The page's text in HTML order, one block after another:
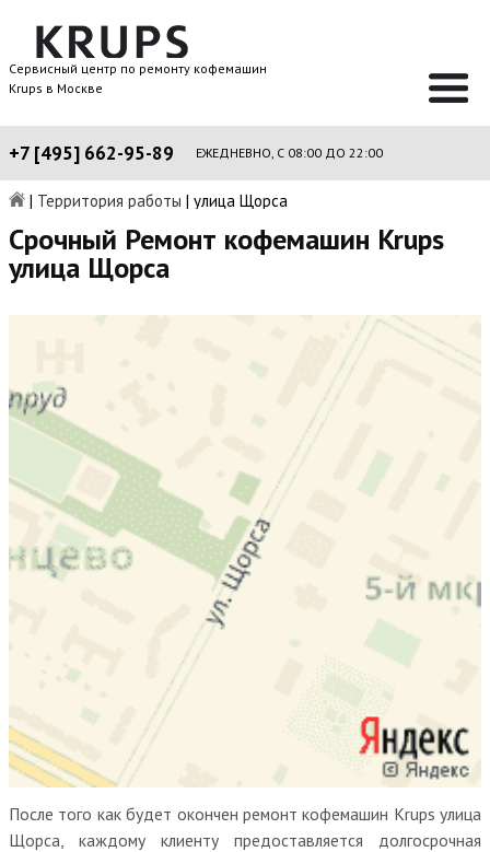
Сервисный центр по ремонту кофемашин
Krups в Москве
+7 [495] 662-95-89 ЕЖЕДНЕВНО, С 08:00 ДО 22:00
| Территория работы | улица Щорса
Срочный Ремонт кофемашин Krups
улица Щорса
После того как будет окончен ремонт кофемашин Krups улица
Щорса, каждому клиенту предоставляется долгосрочная